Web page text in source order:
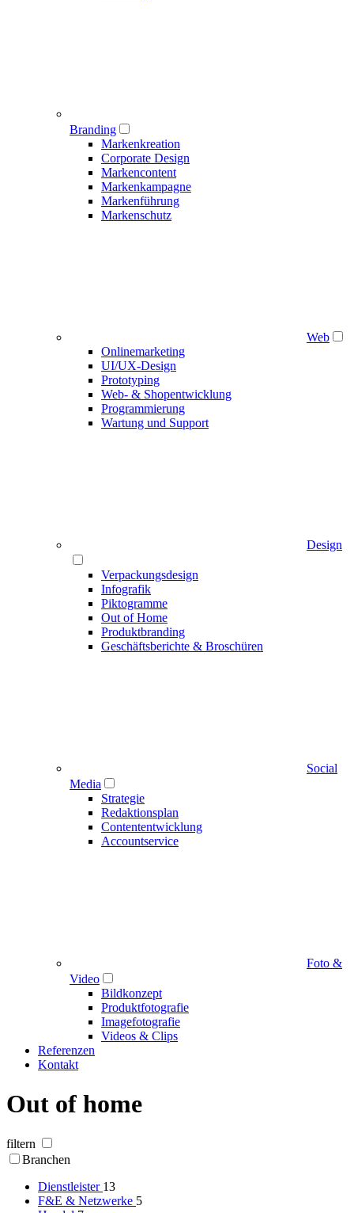
Branding
Markenkreation
Corporate Design
Markencontent
Markenkampagne
Markenführung
Markenschutz
Web
Onlinemarketing
UI/UX-Design
Prototyping
Web- & Shopentwicklung
Programmierung
Wartung und Support
Design
Verpackungsdesign
Infografik
Piktogramme
Out of Home
Produktbranding
Geschäftsberichte & Broschüren
Social
Media
Strategie
Redaktionsplan
Contententwicklung
Accountservice
Foto &
Video
Bildkonzept
Produktfotografie
Imagefotografie
Videos & Clips
Referenzen
Kontakt
Out of home
filtern
Branchen
Dienstleister 13
F&E & Netzwerke 5